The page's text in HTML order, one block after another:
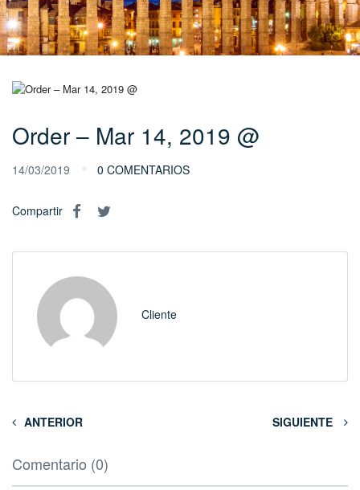
Order – Mar 14, 2019 @
14/03/2019 0 COMENTARIOS
Compartir
Cliente
ANTERIOR SIGUIENTE
Comentario (0)